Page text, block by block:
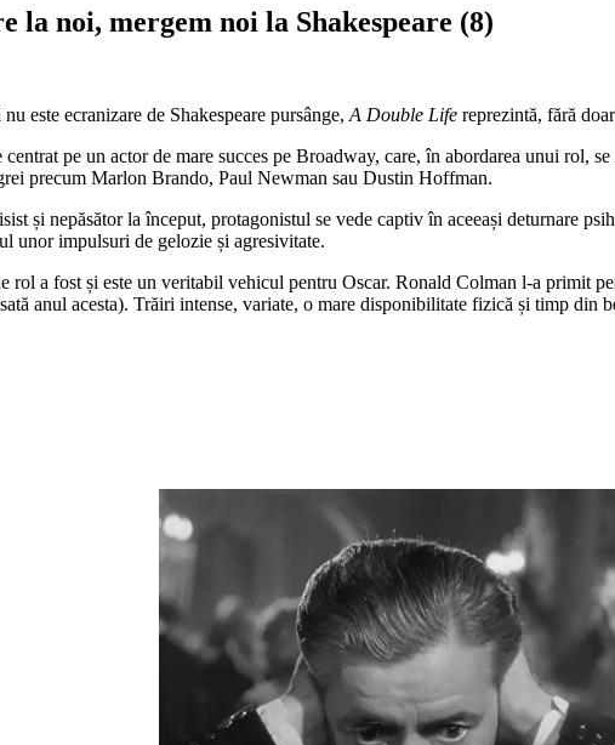
la noi, mergem noi la Shakespeare (8)
este ecranizare de Shakespeare pursânge, A Double Life reprezintă, fără
centrat pe un actor de mare succes pe Broadway, care, în abordarea unui rol,
precum Marlon Brando, Paul Newman sau Dustin Hoffman.
și nepăsător la început, protagonistul se vede captiv în aceeași deturnare
unor impulsuri de gelozie și agresivitate.
rol a fost și este un veritabil vehicul pentru Oscar. Ronald Colman l-a primit
anul acesta). Trăiri intense, variate, o mare disponibilitate fizică și timp din